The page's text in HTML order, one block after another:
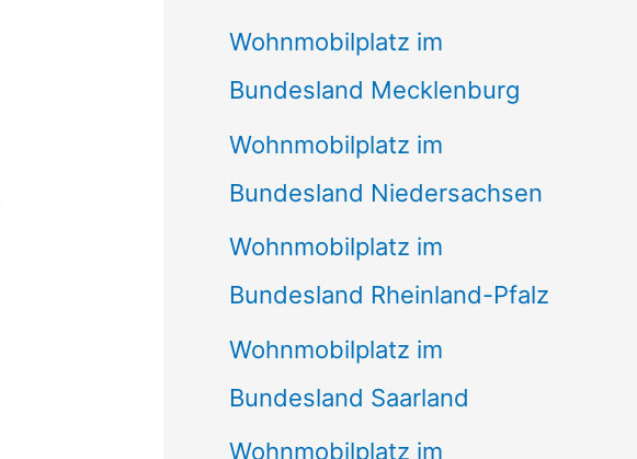
Wohnmobilplatz im
Bundesland Mecklenburg
Wohnmobilplatz im
Bundesland Niedersachsen
Wohnmobilplatz im
Bundesland Rheinland-Pfalz
Wohnmobilplatz im
Bundesland Saarland
Wohnmobilplatz im